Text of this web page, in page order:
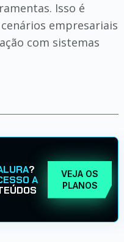
Isso é
empresariais
com sistemas
?
A
VEJA OS
PLANOS